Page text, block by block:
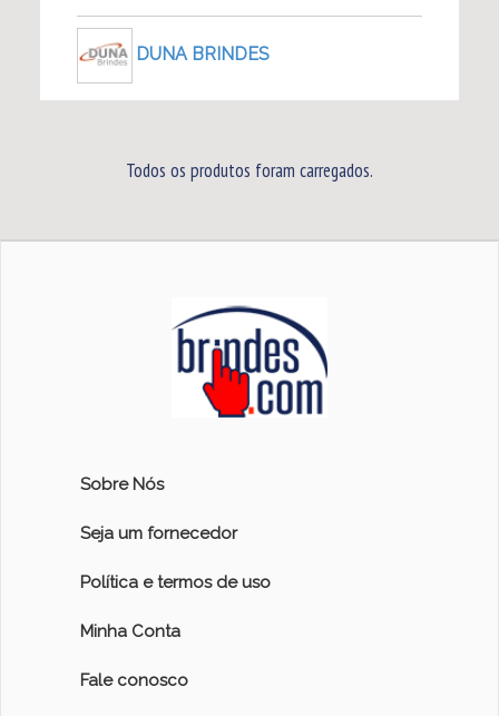
DUNA BRINDES
Todos os produtos foram carregados.
Sobre Nós
Seja um fornecedor
Política e termos de uso
Minha Conta
Fale conosco